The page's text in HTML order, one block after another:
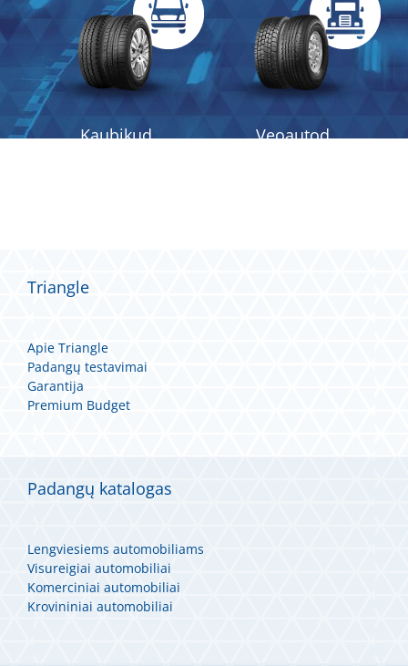
Kaubikud Veoautod
Triangle
Apie Triangle
Padangų testavimai
Garantija
Premium Budget
Padangų katalogas
Lengviesiems automobiliams
Visureigiai automobiliai
Komerciniai automobiliai
Krovininiai automobiliai